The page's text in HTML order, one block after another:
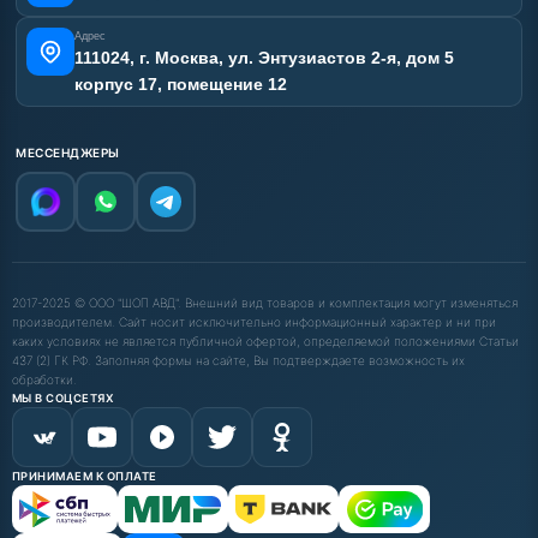
Адрес
111024, г. Москва, ул. Энтузиастов 2-я, дом 5
корпус 17, помещение 12
МЕССЕНДЖЕРЫ
2017-2025 © ООО "ШОП АВД". Внешний вид товаров и комплектация могут изменяться
производителем. Сайт носит исключительно информационный характер и ни при
каких условиях не является публичной офертой, определяемой положениями Статьи
437 (2) ГК РФ. Заполняя формы на сайте, Вы подтверждаете возможность их
обработки.
МЫ В СОЦСЕТЯХ
ПРИНИМАЕМ К ОПЛАТЕ